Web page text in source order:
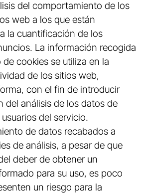
del comportamiento de los
web a los que están
la cuantificación de los
La información recogida
cookies se utiliza en la
de los sitios web,
con el fin de introducir
del análisis de los datos de
del servicio.
de datos recabados a
de análisis, a pesar de que
deber de obtener un
para su uso, es poco
un riesgo para la